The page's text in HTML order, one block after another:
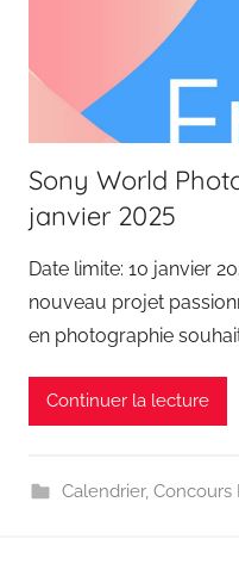
Sony World
janvier 2025
Date limite: 10 janvier
nouveau projet
en photographie
Continuer la lecture
Calendrier, Concours